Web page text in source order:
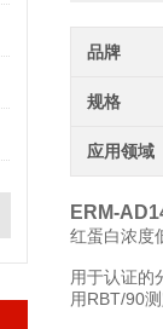
品牌
规格
应用领域
ERM-
红蛋白浓度
用于认证的
用RBT/90